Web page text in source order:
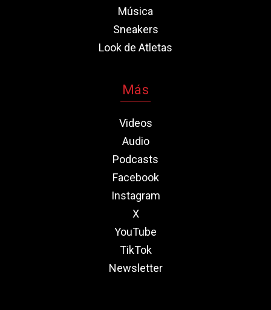
Música
Sneakers
Look de Atletas
Más
Videos
Audio
Podcasts
Facebook
Instagram
X
YouTube
TikTok
Newsletter